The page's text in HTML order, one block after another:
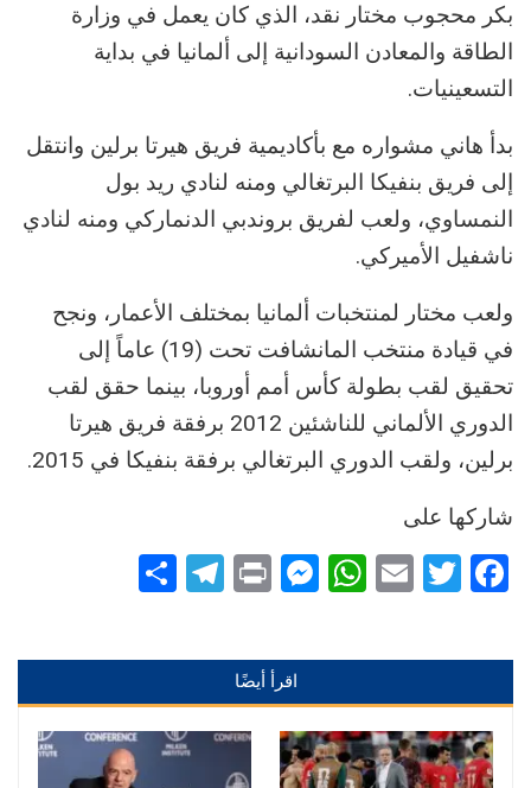
بكر محجوب مختار نقد، الذي كان يعمل في وزارة
الطاقة والمعادن السودانية إلى ألمانيا في بداية
التسعينيات.
بدأ هاني مشواره مع بأكاديمية فريق هيرتا برلين وانتقل
إلى فريق بنفيكا البرتغالي ومنه لنادي ريد بول
النمساوي، ولعب لفريق بروندبي الدنماركي ومنه لنادي
ناشفيل الأميركي.
ولعب مختار لمنتخبات ألمانيا بمختلف الأعمار، ونجح
في قيادة منتخب المانشافت تحت (19) عاماً إلى
تحقيق لقب بطولة كأس أمم أوروبا، بينما حقق لقب
الدوري الألماني للناشئين 2012 برفقة فريق هيرتا
برلين، ولقب الدوري البرتغالي برفقة بنفيكا في 2015.
شاركها على
Facebook
Twitter
Email
WhatsApp
Messenger
Print
Telegram
اقرأ أيضًا